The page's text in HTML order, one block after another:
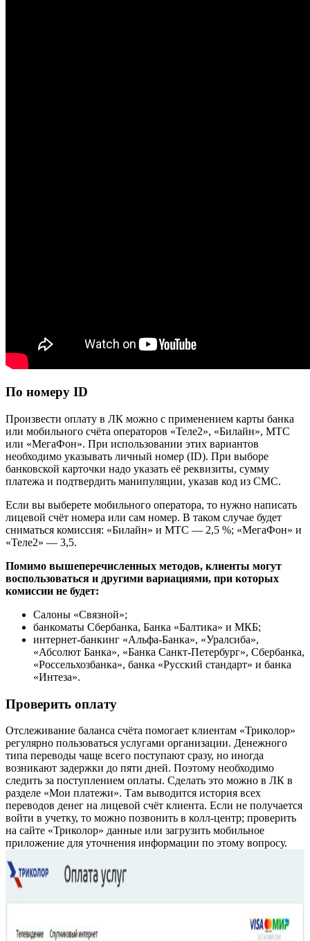
По номеру ID
Произвести оплату в ЛК можно с применением карты банка
или мобильного счёта операторов «Теле2», «Билайн», МТС
или «МегаФон». При использовании этих вариантов
необходимо указывать личный номер (ID). При выборе
банковской карточки надо указать её реквизиты, сумму
платежа и подтвердить манипуляции, указав код из СМС.
Если вы выберете мобильного оператора, то нужно написать
лицевой счёт номера или сам номер. В таком случае будет
сниматься комиссия: «Билайн» и МТС — 2,5 %; «МегаФон» и
«Теле2» — 3,5.
Помимо вышеперечисленных методов, клиенты могут
воспользоваться и другими вариациями, при которых
комиссии не будет:
Салоны «Связной»;
банкоматы Сбербанка, Банка «Балтика» и МКБ;
интернет-банкинг «Альфа-Банка», «Уралсиба»,
«Абсолют Банка», «Банка Санкт-Петербург», Сбербанка,
«Россельхозбанка», банка «Русский стандарт» и банка
«Интеза».
Проверить оплату
Отслеживание баланса счёта помогает клиентам «Триколор»
регулярно пользоваться услугами организации. Денежного
типа переводы чаще всего поступают сразу, но иногда
возникают задержки до пяти дней. Поэтому необходимо
следить за поступлением оплаты. Сделать это можно в ЛК в
разделе «Мои платежи». Там выводится история всех
переводов денег на лицевой счёт клиента. Если не получается
войти в учетку, то можно позвонить в колл-центр; проверить
на сайте «Триколор» данные или загрузить мобильное
приложение для уточнения информации по этому вопросу.